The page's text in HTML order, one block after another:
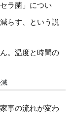
ラ菌」につい
らす、という説
。温度と時間の
事の流れが変わ